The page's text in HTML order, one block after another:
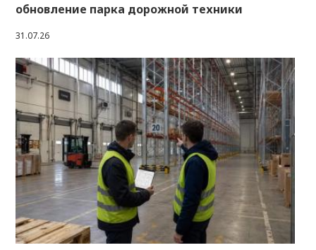
обновление парка дорожной техники
31.07.26